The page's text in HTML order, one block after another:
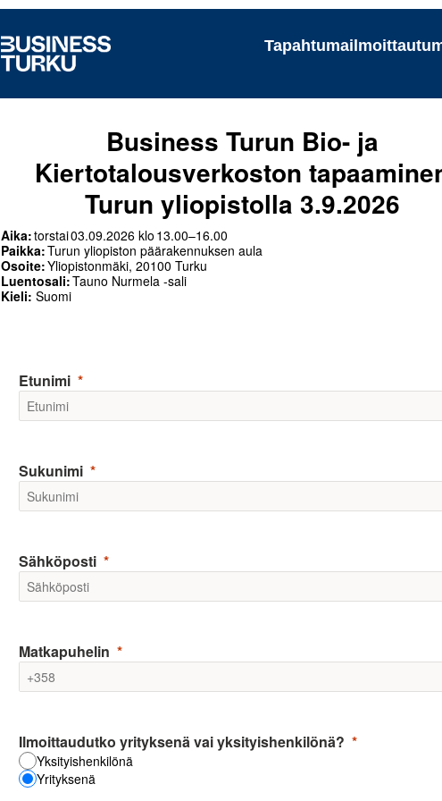
Business Turun Bio- ja
Kiertotalousverkoston
Turun yliopistolla 3.9.2026
Aika:torstai 03.09.2026 klo 13.00–16.00
Paikka:Turun yliopiston päärakennuksen aula
Osoite:Yliopistonmäki, 20100 Turku
Luentosali:Tauno Nurmela -sali
Kieli: Suomi
Etunimi
Sukunimi
Sähköposti
Matkapuhelin
Ilmoittaudutko yrityksenä vai yksityishenkilönä?
Yksityishenkilönä
Yrityksenä